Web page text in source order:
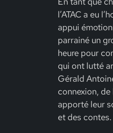
l’ATAC a eu
appui
parrainé un
heure pour
qui ont lutté
Gérald
connexion,
apporté leur
et des contes.